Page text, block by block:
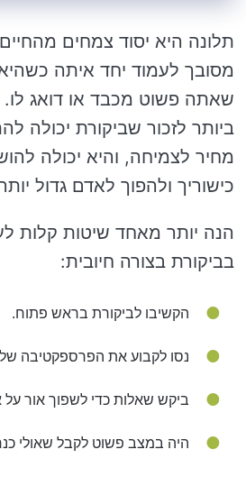
תלונה היא יסוד צמחים
מסובך לעמוד יחד איתה
שאתה פשוט מכבד או דואג לו.
ביותר לזכור שביקורת יכולה
מחיר לצמיחה, והיא יכולה
כישוריך ולהפוך לאדם גדול
הנה יותר מאחד שיטות קלות
בביקורת בצורה חיובית:
הקשיבו לביקורת בראש פתוח.
נסו לקבוע את הפרספקטיבה
ביקש שאלות כדי לשפוך אור על
היה במצב פשוט לקבל שאולי